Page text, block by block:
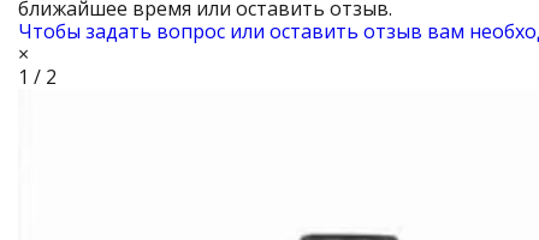
ближайшее время или оставить отзыв.
Чтобы задать вопрос или оставить отзыв вам
×
1 / 2